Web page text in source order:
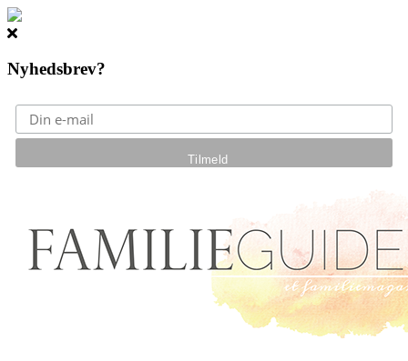
Nyhedsbrev?